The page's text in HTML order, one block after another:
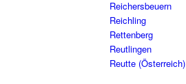
Reichersbeuern
Reichling
Rettenberg
Reutlingen
Reutte (Österreich)